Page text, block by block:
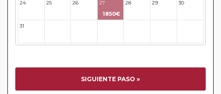
tienen vuelos internos incluidos, hay una fecha límite para
poder emitir billetes. Las reservas/emisión de los vuelos se
cliente o que conste en su reserva. Una vez realizada la
o un nombre incompleto, puede provocar la invalidez del
billete emitido y la necesidad de tener que emitir un nuevo
billete. No nos responsabilizaremos de los gastos
24 25 26 27
1850€
28 29 30
31
SIGUIENTE PASO »